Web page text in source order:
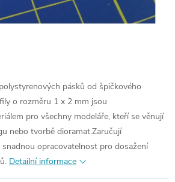
pásků od špičkového
o rozměru 1 x 2 mm jsou
pro všechny modeláře, kteří se věnují
nebo tvorbě dioramat.Zaručují
opracovatelnost pro dosažení
Detailní informace